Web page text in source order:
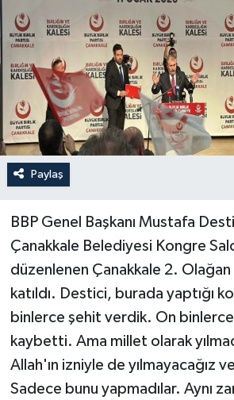
Paylaş
BBP Genel Başkanı Mustafa
Çanakkale Belediyesi Kongre
düzenlenen Çanakkale 2. Olağan
katıldı. Destici, burada yaptığı
binlerce şehit verdik. On binlerce
kaybetti. Ama millet olarak
Allah'ın izniyle de yılmayacağız
Sadece bunu yapmadılar. Aynı